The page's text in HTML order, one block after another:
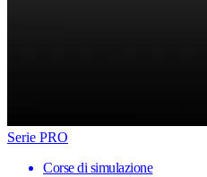
Serie PRO
Corse di simulazione